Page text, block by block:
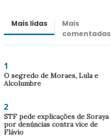
Mais lidas
Mais
comentadas
1
O segredo de Moraes, Lula e
Alcolumbre
2
STF pede explicações de Soraya
por denúncias contra vice de
Flávio